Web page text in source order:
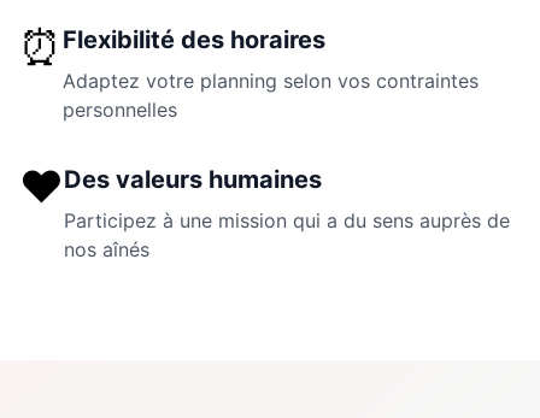
⏰ Flexibilité des horaires
Adaptez votre planning selon vos contraintes
personnelles
❤️Des valeurs humaines
Participez à une mission qui a du sens auprès de
nos aînés